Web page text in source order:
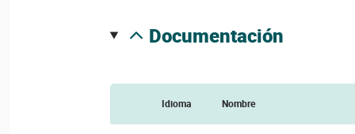
documentación
Idioma Nombre